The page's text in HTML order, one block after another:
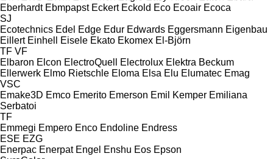
Eberhardt Ebmpapst Eckert Eckold Eco Ecoair Ecoca
SJ
Ecotechnics Edel Edge Edur Edwards Eggersmann Eigenbau
Eillert Einhell Eisele Ekato Ekomex El-Björn
TF VF
Elbaron Elcon ElectroQuell Electrolux Elektra Beckum
Ellerwerk Elmo Rietschle Eloma Elsa Elu Elumatec Emag
VSC
Emake3D Emco Emerito Emerson Emil Kemper Emiliana
Serbatoi
TF
Emmegi Empero Enco Endoline Endress
ESE EZG
Enerpac Enerpat Engel Enshu Eos Epson